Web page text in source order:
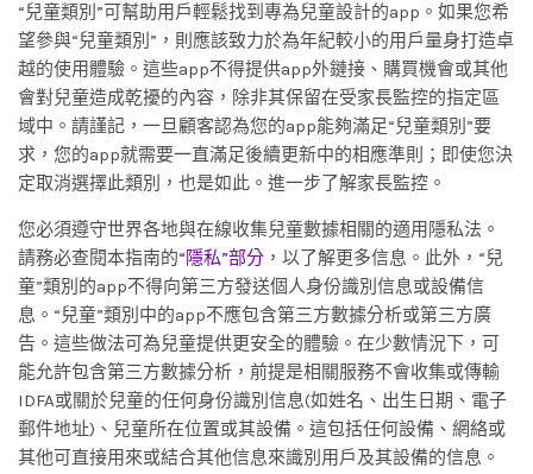
“兒童類別”可幫助用戶輕鬆找到專為兒童設計的app。如果您希
望參與“兒童類別”，則應該致力於為年紀較小的用戶量身打造卓
越的使用體驗。這些app不得提供app外鏈接、購買機會或其他
會對兒童造成乾擾的內容，除非其保留在受家長監控的指定區
域中。請謹記，一旦顧客認為您的app能夠滿足“兒童類別”要
求，您的app就需要一直滿足後續更新中的相應準則；即使您決
定取消選擇此類別，也是如此。進一步了解家長監控。
您必須遵守世界各地與在線收集兒童數據相關的適用隱私法。
請務必查閱本指南的“隱私”部分 ，以了解更多信息。此外，“兒
童”類別的app不得向第三方發送個人身份識別信息或設備信
息。“兒童”類別中的app不應包含第三方數據分析或第三方廣
告。這些做法可為兒童提供更安全的體驗。在少數情況下，可
能允許包含第三方數據分析，前提是相關服務不會收集或傳輸
IDFA或關於兒童的任何身份識別信息(如姓名、出生日期、電子
郵件地址)、兒童所在位置或其設備。這包括任何設備、網絡或
其他可直接用來或結合其他信息來識別用戶及其設備的信息。